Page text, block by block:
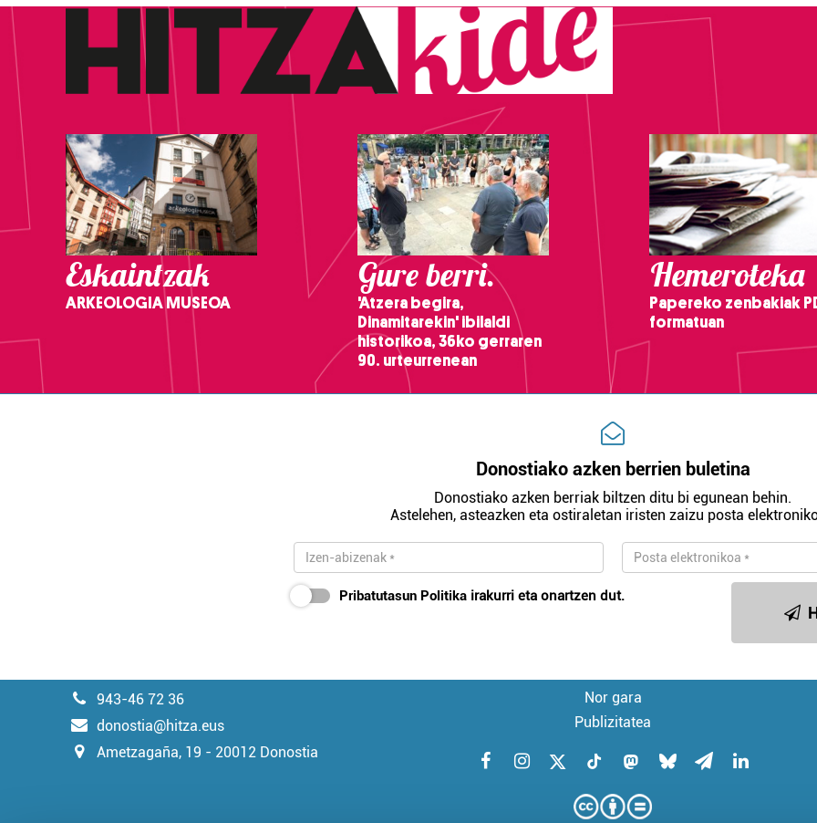
Eskaintzak
ARKEOLOGIA MUSEOA
Gure berri.
'Atzera begira,
Dinamitarekin' ibilaldi
historikoa, 36ko gerraren
90. urteurrenean
Hemeroteka
Papereko zenbakiak
formatuan
Donostiako azken berrien buletina
Donostiako azken berriak biltzen ditu bi egunean behin.
Astelehen, asteazken eta ostiraletan iristen zaizu posta
Pribatutasun Politika irakurri eta onartzen dut.
943-46 72 36
donostia@hitza.eus
Ametzagaña, 19 - 20012 Donostia
Nor gara
Publizitatea